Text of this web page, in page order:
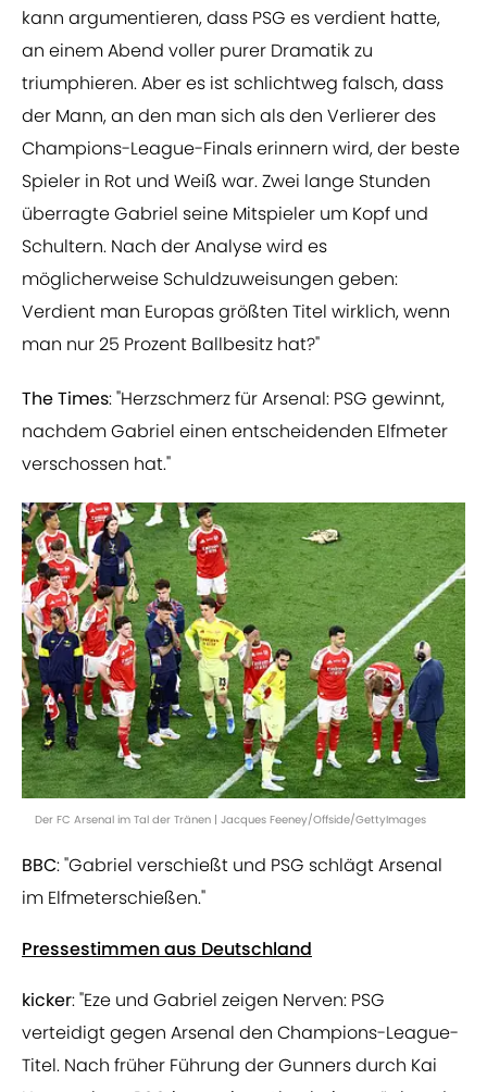
kann argumentieren, dass PSG es verdient hatte,
an einem Abend voller purer Dramatik zu
triumphieren. Aber es ist schlichtweg falsch, dass
der Mann, an den man sich als den Verlierer des
Champions-League-Finals erinnern wird, der beste
Spieler in Rot und Weiß war. Zwei lange Stunden
überragte Gabriel seine Mitspieler um Kopf und
Schultern. Nach der Analyse wird es
möglicherweise Schuldzuweisungen geben:
Verdient man Europas größten Titel wirklich, wenn
man nur 25 Prozent Ballbesitz hat?"
The Times: "Herzschmerz für Arsenal: PSG gewinnt,
nachdem Gabriel einen entscheidenden Elfmeter
verschossen hat."
Der FC Arsenal im Tal der Tränen | Jacques Feeney/Offside/GettyImages
BBC: "Gabriel verschießt und PSG schlägt Arsenal
im Elfmeterschießen."
Pressestimmen aus Deutschland
kicker: "Eze und Gabriel zeigen Nerven: PSG
verteidigt gegen Arsenal den Champions-League-
Titel. Nach früher Führung der Gunners durch Kai